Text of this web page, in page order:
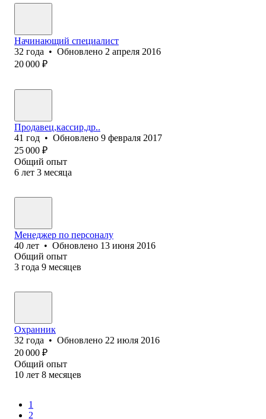
Начинающий специалист
32 года • Обновлено 2 апреля 2016
20 000 ₽
Продавец,кассир,др..
41 год • Обновлено 9 февраля 2017
25 000 ₽
Общий опыт
6 лет 3 месяца
Менеджер по персоналу
40 лет • Обновлено 13 июня 2016
Общий опыт
3 года 9 месяцев
Охранник
32 года • Обновлено 22 июля 2016
20 000 ₽
Общий опыт
10 лет 8 месяцев
1
2